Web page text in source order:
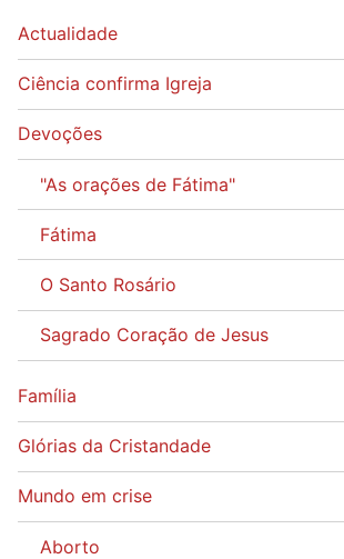
Actualidade
Ciência confirma Igreja
Devoções
"As orações de Fátima"
Fátima
O Santo Rosário
Sagrado Coração de Jesus
Família
Glórias da Cristandade
Mundo em crise
Aborto